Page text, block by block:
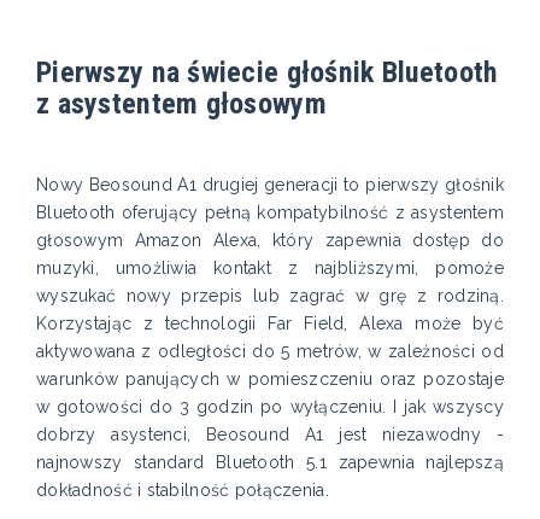
Pierwszy na świecie głośnik Bluetooth
z asystentem głosowym
Nowy Beosound A1 drugiej generacji to pierwszy głośnik
Bluetooth oferujący pełną kompatybilność z asystentem
głosowym Amazon Alexa, który zapewnia dostęp do
muzyki, umożliwia kontakt z najbliższymi, pomoże
wyszukać nowy przepis lub zagrać w grę z rodziną.
Korzystając z technologii Far Field, Alexa może być
aktywowana z odległości do 5 metrów, w zależności od
warunków panujących w pomieszczeniu oraz pozostaje
w gotowości do 3 godzin po wyłączeniu. I jak wszyscy
dobrzy asystenci, Beosound A1 jest niezawodny -
najnowszy standard Bluetooth 5.1 zapewnia najlepszą
dokładność i stabilność połączenia.